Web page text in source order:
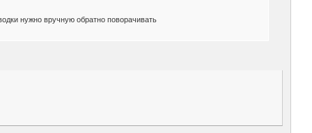
нужно вручную обратно поворачивать